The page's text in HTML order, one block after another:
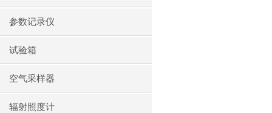
参数记录仪
试验箱
空气采样器
辐射照度计